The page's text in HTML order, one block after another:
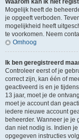
Waarom kan ik niet
Mogelijk heeft de
je opgeeft verboden.
mogelijkheid heeft
te voorkomen. Neem
Omhoog
Ik ben geregistreerd
Controleer eerst of je
correct zijn, kan één of
geactiveerd is en je
13 jaar, moet je de
moet je account dan
iedere nieuwe account
beheerder. Wanneer je je
dan niet nodig is. Indien
opgegeven instructies